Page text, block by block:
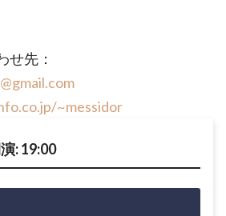
せ先：
~messidor
: 19:00